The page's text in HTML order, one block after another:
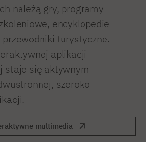
należą gry, programy
encyklopedie
turystyczne.
aplikacji
staje się aktywnym
szeroko
multimedia